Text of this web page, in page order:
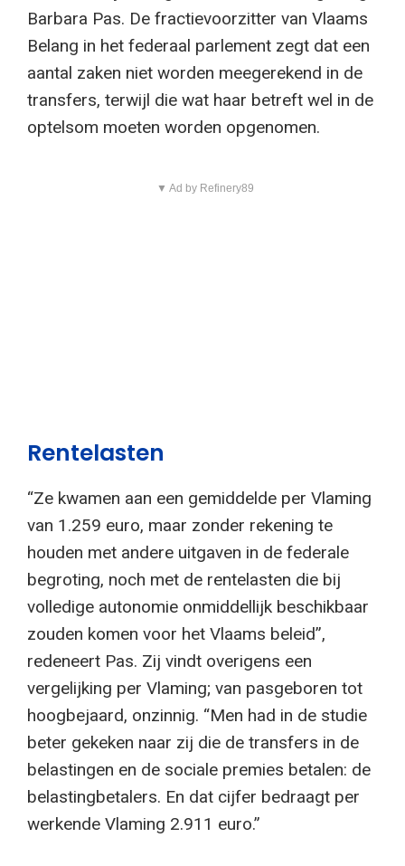
Barbara Pas. De fractievoorzitter van Vlaams
Belang in het federaal parlement zegt dat een
aantal zaken niet worden meegerekend in de
transfers, terwijl die wat haar betreft wel in de
optelsom moeten worden opgenomen.
▼ Ad by Refinery89
Rentelasten
“Ze kwamen aan een gemiddelde per Vlaming
van 1.259 euro, maar zonder rekening te
houden met andere uitgaven in de federale
begroting, noch met de rentelasten die bij
volledige autonomie onmiddellijk beschikbaar
zouden komen voor het Vlaams beleid”,
redeneert Pas. Zij vindt overigens een
vergelijking per Vlaming; van pasgeboren tot
hoogbejaard, onzinnig. “Men had in de studie
beter gekeken naar zij die de transfers in de
belastingen en de sociale premies betalen: de
belastingbetalers. En dat cijfer bedraagt per
werkende Vlaming 2.911 euro.”